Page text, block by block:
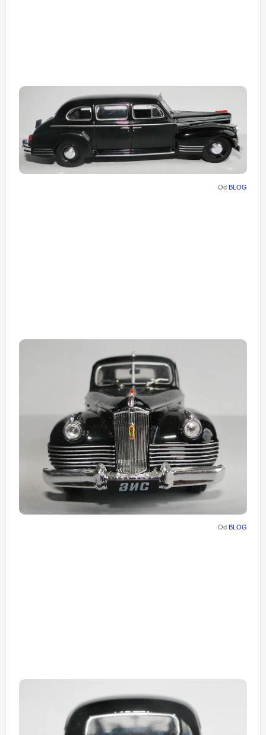
Od BLOG
Od BLOG